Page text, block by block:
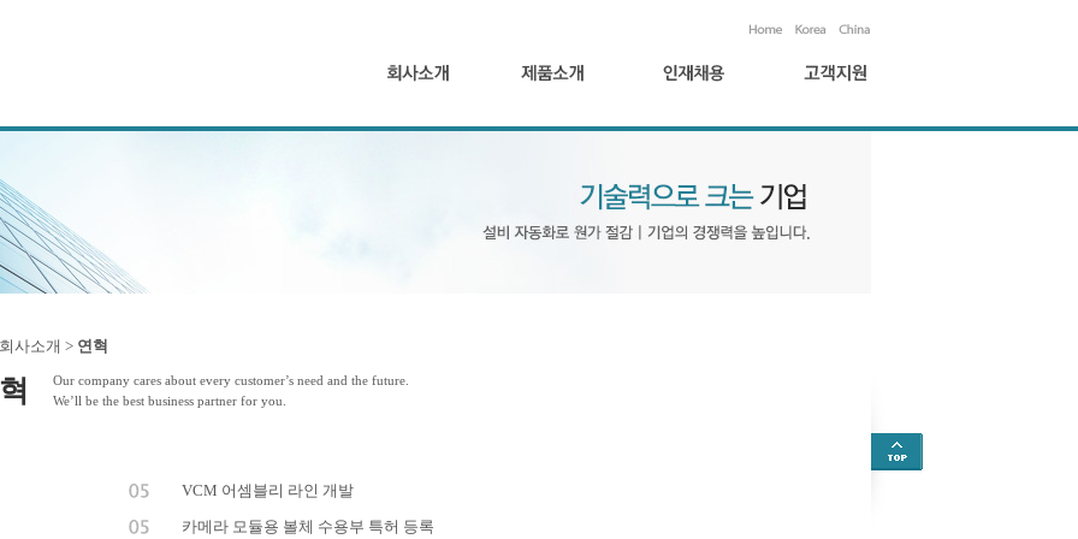
사소개 > 연혁
Our company cares about every customer’s need and the future.
We’ll be the best business partner for you.
VCM 어셈블리 라인 개발
카메라 모듈용 볼체 수용부 특허 등록